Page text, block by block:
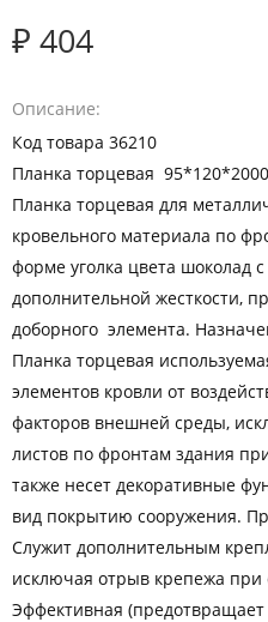
₽ 404
Описание
Код товара 36210
Планка торцевая
Планка торцевая для
кровельного материала по
форме уголка цвета шоколад
дополнительной жесткости,
доборного элемента.
Планка торцевая
элементов кровли от
факторов внешней среды,
листов по фронтам здания
также несет декоративные
вид покрытию сооружения.
Служит дополнительным
исключая отрыв крепежа при
Эффективная